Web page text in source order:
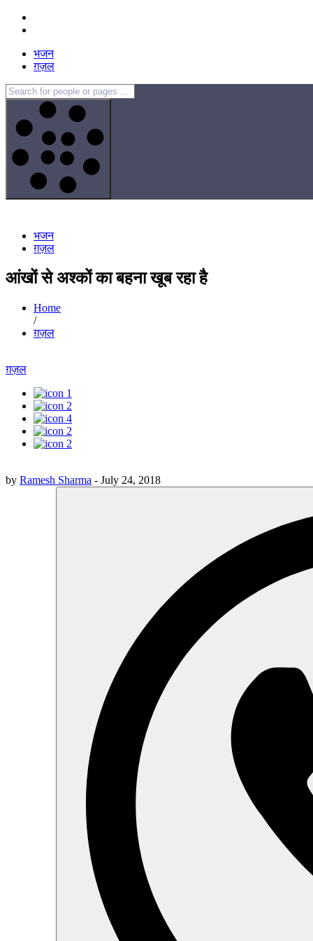
Skip
भजन
ग़ज़ल
भजन
ग़ज़ल
आंखों से अश्कों का बहना खूब रहा है
Home
/
ग़ज़ल
ग़ज़ल
1
2
4
2
2
by Ramesh Sharma - July 24, 2018